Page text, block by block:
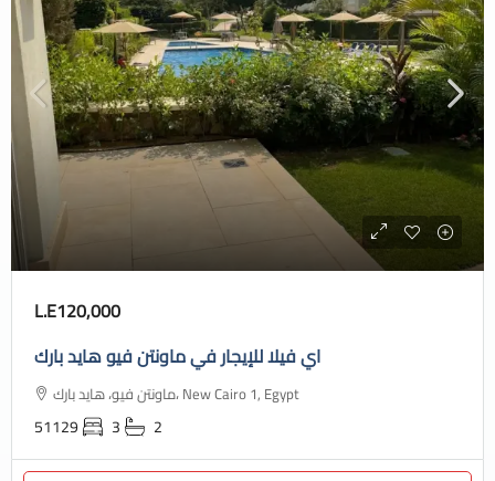
L.E120,000
اي فيلا للإيجار في ماونتن فيو هايد بارك
ماونتن فيو، هايد بارك، New Cairo 1, Egypt
51129 3 2